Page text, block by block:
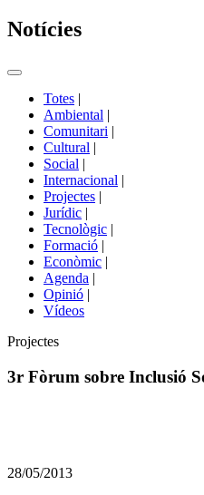
Notícies
Commutador
portals
Totes |
Ambiental |
Comunitari |
Cultural |
Social |
Internacional |
Projectes |
Jurídic |
Tecnològic |
Formació |
Econòmic |
Agenda |
Opinió |
Vídeos
Àmbit
la
Projectes
3r Fòrum sobre Inclusió
en
28/05/2013